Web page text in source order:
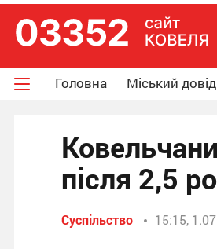
Головна Міський
після 2,5
Суспільство 15:15,